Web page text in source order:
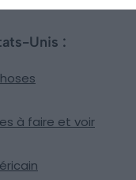
Unis :
à faire et voir